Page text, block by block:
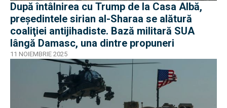
După întâlnirea cu Trump de la Casa Albă,
președintele sirian al-Sharaa se alătură
coaliţiei antijihadiste. Bază militară SUA
lângă Damasc, una dintre propuneri
11 NOIEMBRIE 2025